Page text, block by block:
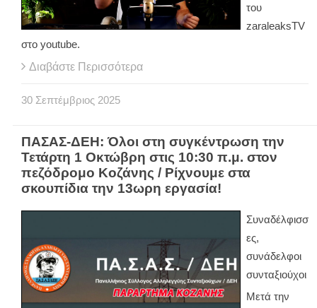
του
zaraleaksTV
στο youtube.
Διαβάστε Περισσότερα
30 Σεπτέμβριος 2025
ΠΑΣΑΣ-ΔΕΗ: Όλοι στη συγκέντρωση την
Τετάρτη 1 Οκτώβρη στις 10:30 π.μ. στον
πεζόδρομο Κοζάνης / Ρίχνουμε στα
σκουπίδια την 13ωρη εργασία!
Συναδέλφισσ
ες,
συνάδελφοι
συνταξιούχοι
Μετά την